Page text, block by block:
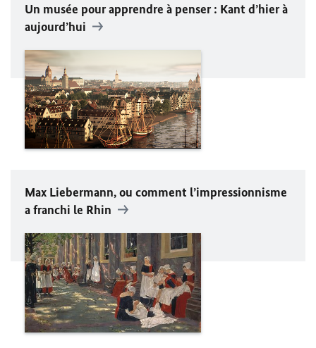
Un musée pour apprendre à penser : Kant d’hier à
aujourd’hui
Max Liebermann, ou comment l’impressionnisme
a franchi le Rhin